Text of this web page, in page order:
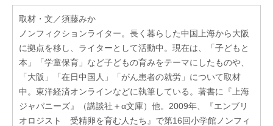
取材・文／須藤みか
ノンフィクションライター。長く暮らした中国上海から大阪
に拠点を移し、ライターとして活動中。現在は、「子どもと
本」「学童保育」など子どもの育みをテーマにしたものや、
「大阪」「在日中国人」「がん患者の就労」について取材
中。東洋経済オンラインなどに執筆している。著書に『上海
ジャパニーズ』（講談社＋α文庫）他。2009年、『エンブリ
オロジスト 受精卵を育む人たち』で第16回小学館ノンフィ